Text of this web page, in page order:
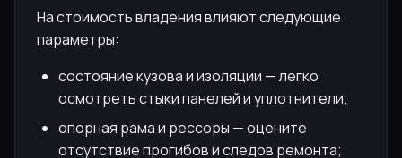
На стоимость владения влияют следующие
параметры:
состояние кузова и изоляции — легко
осмотреть стыки панелей и уплотнители;
опорная рама и рессоры — оцените
отсутствие прогибов и следов ремонта;